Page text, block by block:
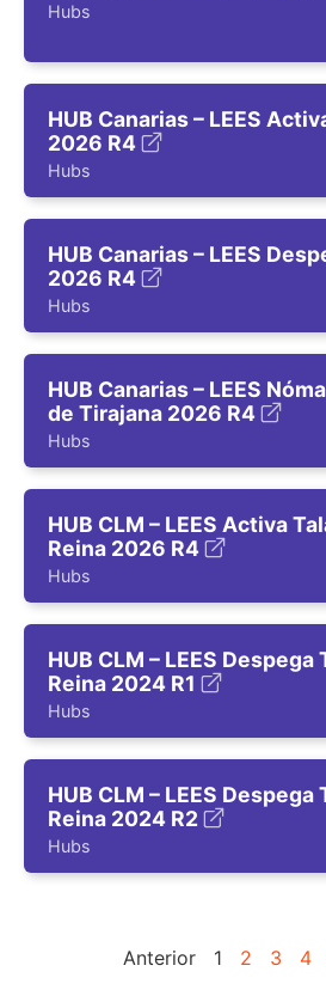
Hubs
HUB Canarias – LEES
2026 R4
Hubs
HUB Canarias – LEES
2026 R4
Hubs
HUB Canarias – LEES
de Tirajana 2026 R4
Hubs
HUB CLM – LEES Activa
Reina 2026 R4
Hubs
HUB CLM – LEES Despega
Reina 2024 R1
Hubs
HUB CLM – LEES Despega
Reina 2024 R2
Hubs
Anterior 1 2 3 4